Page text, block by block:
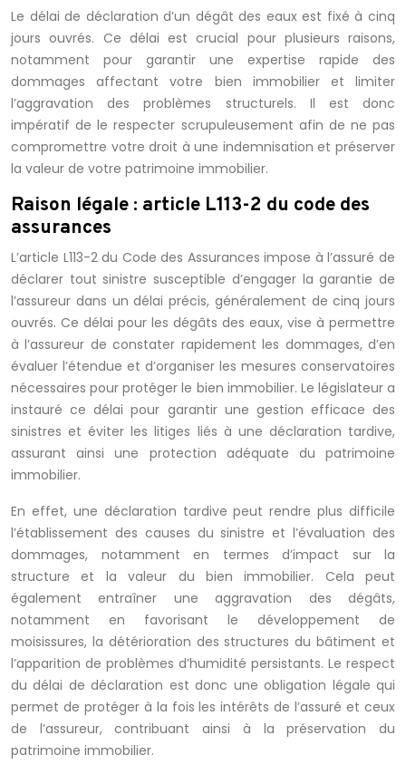
Le délai de déclaration d’un dégât des eaux est fixé à cinq
jours ouvrés. Ce délai est crucial pour plusieurs raisons,
notamment pour garantir une expertise rapide des
dommages affectant votre bien immobilier et limiter
l’aggravation des problèmes structurels. Il est donc
impératif de le respecter scrupuleusement afin de ne pas
compromettre votre droit à une indemnisation et préserver
la valeur de votre patrimoine immobilier.
Raison légale : article L113-2 du code des
assurances
L’article L113-2 du Code des Assurances impose à l’assuré de
déclarer tout sinistre susceptible d’engager la garantie de
l’assureur dans un délai précis, généralement de cinq jours
ouvrés. Ce délai pour les dégâts des eaux, vise à permettre
à l’assureur de constater rapidement les dommages, d’en
évaluer l’étendue et d’organiser les mesures conservatoires
nécessaires pour protéger le bien immobilier. Le législateur a
instauré ce délai pour garantir une gestion efficace des
sinistres et éviter les litiges liés à une déclaration tardive,
assurant ainsi une protection adéquate du patrimoine
immobilier.
En effet, une déclaration tardive peut rendre plus difficile
l’établissement des causes du sinistre et l’évaluation des
dommages, notamment en termes d’impact sur la
structure et la valeur du bien immobilier. Cela peut
également entraîner une aggravation des dégâts,
notamment en favorisant le développement de
moisissures, la détérioration des structures du bâtiment et
l’apparition de problèmes d’humidité persistants. Le respect
du délai de déclaration est donc une obligation légale qui
permet de protéger à la fois les intérêts de l’assuré et ceux
de l’assureur, contribuant ainsi à la préservation du
patrimoine immobilier.